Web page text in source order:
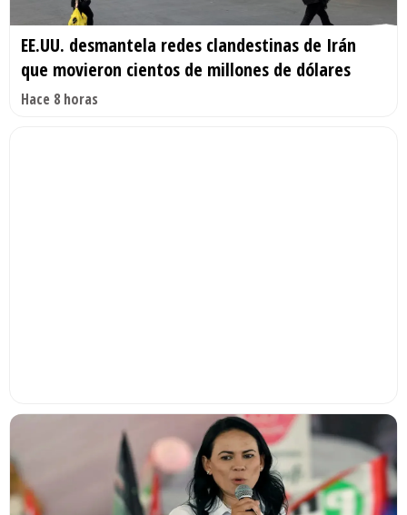
EE.UU. desmantela redes clandestinas de Irán
que movieron cientos de millones de dólares
Hace 8 horas